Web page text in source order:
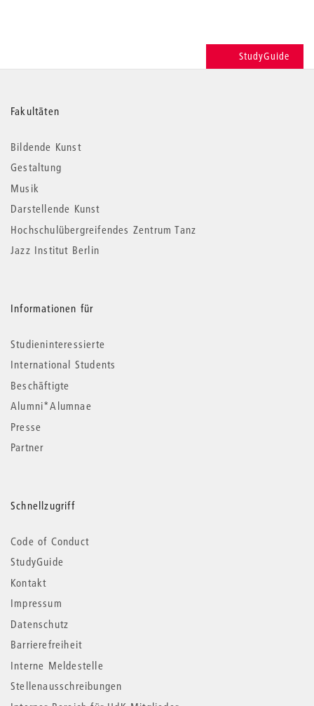
StudyGuide
Weitere
Informationen
Fakultäten
Bildende Kunst
Gestaltung
Musik
Darstellende Kunst
Hochschulübergreifendes Zentrum Tanz
Jazz Institut Berlin
Informationen für
Studieninteressierte
International Students
Beschäftigte
Alumni*Alumnae
Presse
Partner
Schnellzugriff
Code of Conduct
StudyGuide
Kontakt
Impressum
Datenschutz
Barrierefreiheit
Interne Meldestelle
Stellenausschreibungen